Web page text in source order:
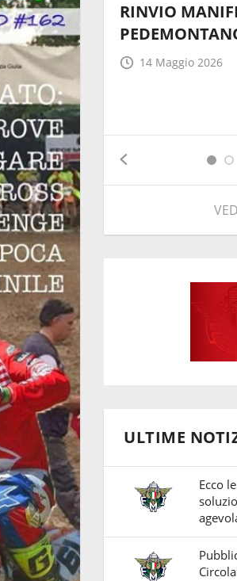
RINVIO
14 Maggio 2026
ULTIME
Ecco